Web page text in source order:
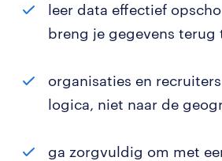
leer data effectief
breng je gegevens terug
organisaties en
logica, niet naar de
ga zorgvuldig om met